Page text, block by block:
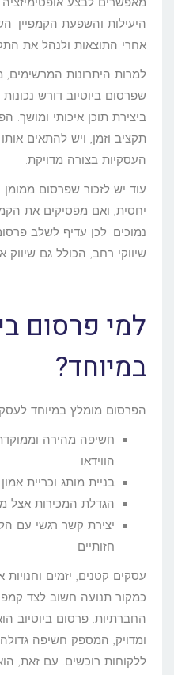
היעילות והשפעת הקמפיין.
אחרי התוצאות ולנהל את
למרות היתרונות המרשימים,
שפרסום ביוטיוב דורש
ביצירת תוכן איכותי ומושך.
תקציב וזמן, ויש להתאים
העסקיות בצורה מדויקת.
עוד יש לזכור שפרסום ממומן
יחסית, ואם מפסיקים את
נמוכים. לכן עדיף לשלב
שיווקי רחב, הכולל גם שיווק
למי פרסום
במיוחד?
הפרסום מומלץ במיוחד
חשיפה מהירה
הווידאו
בניית מותג וכריית
הגדלת המכירות אצל
יצירת קשר רגשי עם
חזותיים
עסקים קטנים, יזמים וחנויות
כמקור תנועה חשוב לצד
החברתיות. פרסום ביוטיוב
ומדויק, המספק חשיפה גדולה
ללקוחות רוכשים. עם זאת,